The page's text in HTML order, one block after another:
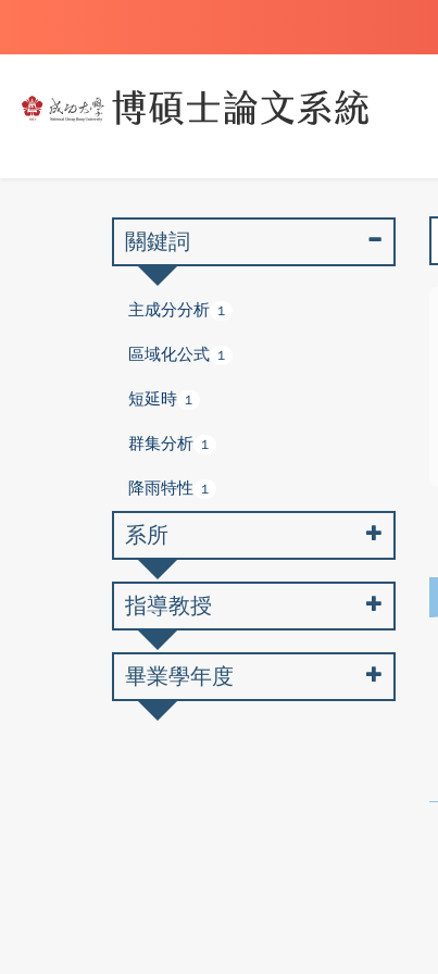
關鍵詞
主成分分析 1
區域化公式 1
短延時 1
群集分析 1
降雨特性 1
系所
指導教授
畢業學年度